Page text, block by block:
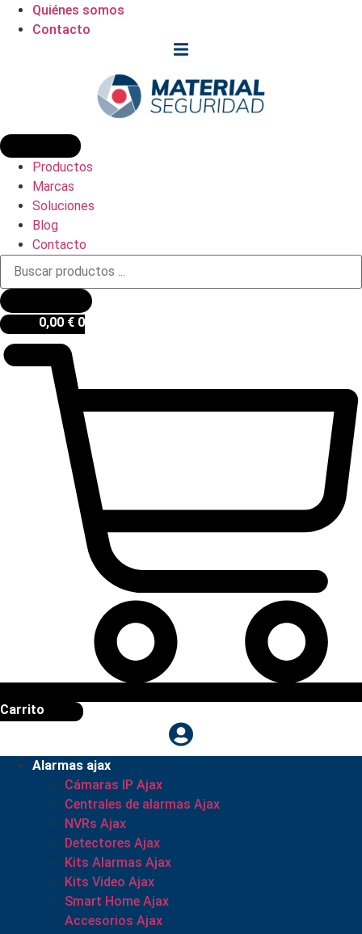
Quiénes somos
Contacto
Productos
Marcas
Soluciones
Blog
Contacto
Búsqueda
productos
0,00 € 0
Carrito
Alarmas ajax
Cámaras IP Ajax
Centrales de alarmas Ajax
NVRs Ajax
Detectores Ajax
Kits Alarmas Ajax
Kits Video Ajax
Smart Home Ajax
Accesorios Ajax